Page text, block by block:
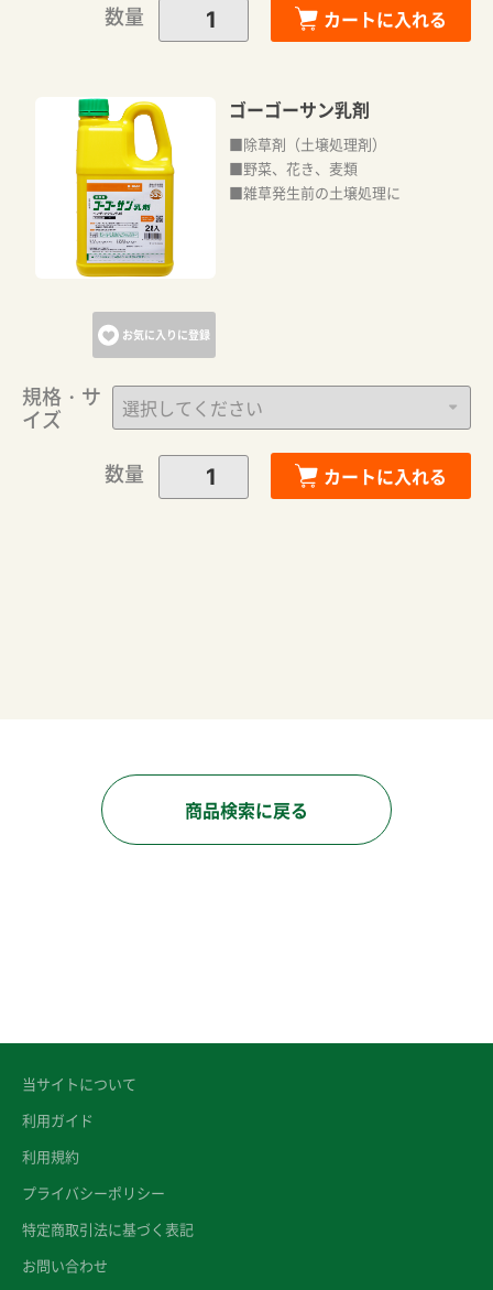
数量
カートに入れる
お気に入りに登録
ゴーゴーサン乳剤
■除草剤（土壌処理剤）
■野菜、花き、麦類
■雑草発生前の土壌処理に
規格・サ
イズ
数量
カートに入れる
商品検索に戻る
当サイトについて
利用ガイド
利用規約
プライバシーポリシー
特定商取引法に基づく表記
お問い合わせ